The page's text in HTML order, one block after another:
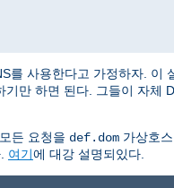
를 사용한다고 가정하자. 이
기만 하면 된다. 그들이 자체
든 요청을 def.dom 가상호
여기에 대강 설명되있다.